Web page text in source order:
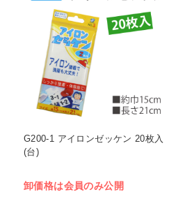
G200-1 アイロンゼッケン 20枚入
(台)
卸価格は会員のみ公開